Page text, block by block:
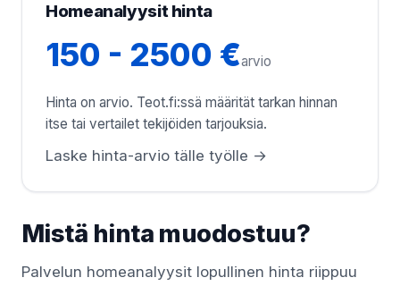
Homeanalyysit hinta
150 - 2500 €arvio
Hinta on arvio. Teot.fi:ssä määrität tarkan hinnan
itse tai vertailet tekijöiden tarjouksia.
Laske hinta-arvio tälle työlle →
Mistä hinta muodostuu?
Palvelun homeanalyysit lopullinen hinta riippuu